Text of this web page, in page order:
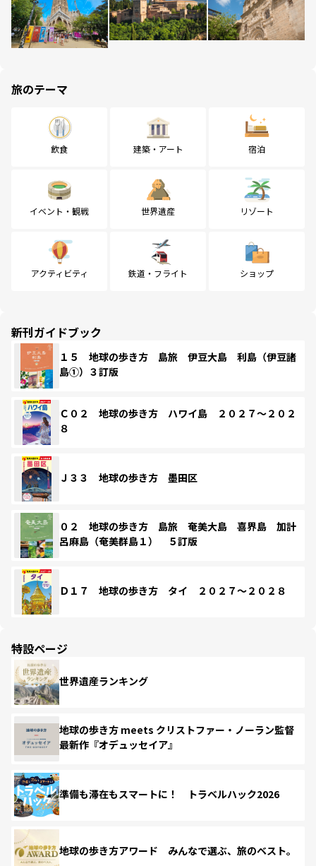
旅のテーマ
飲食 建築・アート 宿泊
イベント・観戦 世界遺産 リゾート
アクティビティ 鉄道・フライト ショップ
新刊ガイドブック
１５ 地球の歩き方 島旅 伊豆大島 利島（伊豆諸
島①）３訂版
Ｃ０２ 地球の歩き方 ハワイ島 ２０２７～２０２
８
Ｊ３３ 地球の歩き方 墨田区
０２ 地球の歩き方 島旅 奄美大島 喜界島 加計
呂麻島（奄美群島１） ５訂版
Ｄ１７ 地球の歩き方 タイ ２０２７～２０２８
特設ページ
世界遺産ランキング
地球の歩き方 meets クリストファー・ノーラン監督
最新作『オデュッセイア』
準備も滞在もスマートに！ トラベルハック2026
地球の歩き方アワード みんなで選ぶ、旅のベスト。